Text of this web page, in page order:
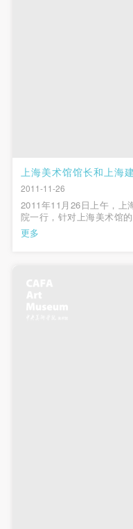
上海美术馆馆长和上海
2011-11-26
2011年11月26日上午，上
院一行，针对上海美术馆
观和调研。此次考察特别
室主任、发展规划办公室
更多